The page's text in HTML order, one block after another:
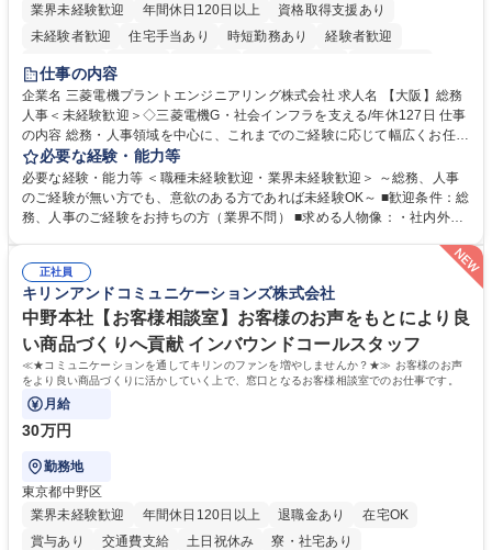
業界未経験歓迎
年間休日120日以上
資格取得支援あり
未経験者歓迎
住宅手当あり 時短勤務あり
経験者歓迎
退職金あり
駅近5分以内
土日祝休み 服装自由 寮・社宅あり 食事補助あり
仕事の内容
企業名 三菱電機プラントエンジニアリング株式会社 求人名 【大阪】総務
人事＜未経験歓迎＞◇三菱電機G・社会インフラを支える/年休127日 仕事
の内容 総務・人事領域を中心に、これまでのご経験に応じて幅広くお任せ
します。 ＜具体的には＞ ・総務/人事労務（給与・社保・勤怠管理など）
・採用・教育研修 ・福利厚生運用 など ※基本的には事務所勤務ですが、
採用や教育等の業務内容により、関西圏以外への日帰り・宿泊を伴う国内
出張もございます。 ※担当業務を持ちつつ、お互いに助け合いながら、総
総務人事＜未経験歓迎＞◇三菱電機G・社会インフラを支える/年休127日
必要な経験・能力等
必要な経験・能力等 ＜職種未経験歓迎・業界未経験歓迎＞ ～総務、人事
のご経験が無い方でも、意欲のある方であれば未経験OK～ ■歓迎条件：総
務、人事のご経験をお持ちの方（業界不問） ■求める人物像：・社内外の
ミュニケーション能力を持っている方 ・人事総務領域に興味がありゼネラ
正社員
キリンアンドコミュニケーションズ株式会社
中野本社【お客様相談室】お客様のお声をもとにより良
い商品づくりへ貢献 インバウンドコールスタッフ
≪★コミュニケーションを通してキリンのファンを増やしませんか？★≫ お客様のお声
をより良い商品づくりに活かしていく上で、窓口となるお客様相談室でのお仕事です。
月給
30万円
勤務地
東京都中野区
業界未経験歓迎
年間休日120日以上 退職金あり
在宅OK
賞与あり
交通費支給 土日祝休み 寮・社宅あり